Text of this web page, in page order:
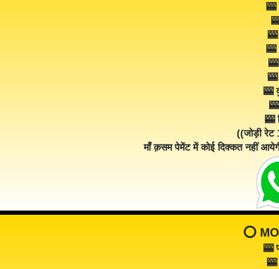
🎰
🎰
🎰
🎰
((जोड़ी
माँ क़सम पेमेंट में कोई दिक्कत नहीं
⭕️
🎰
🎰